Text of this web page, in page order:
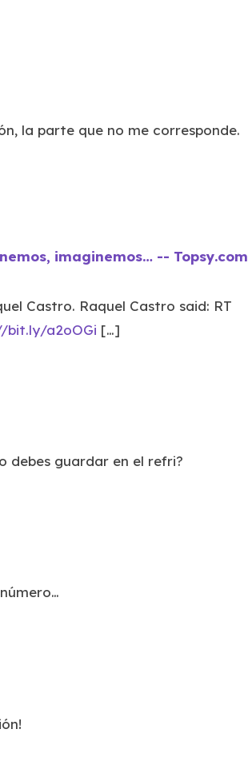
la parte que no me corresponde.
imaginemos… -- Topsy.com
Castro. Raquel Castro said: RT
bit.ly/a2oOGi […]
debes guardar en el refri?